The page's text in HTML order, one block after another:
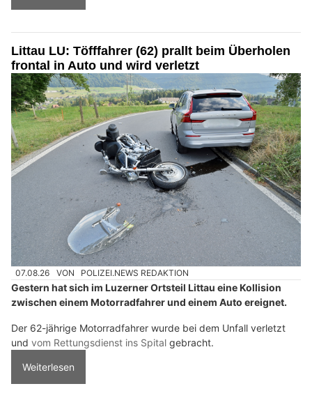
Littau LU: Töfffahrer (62) prallt beim Überholen
frontal in Auto und wird verletzt
07.08.26 VON POLIZEI.NEWS REDAKTION
Gestern hat sich im Luzerner Ortsteil Littau eine Kollision
zwischen einem Motorradfahrer und einem Auto ereignet.
Der 62-jährige Motorradfahrer wurde bei dem Unfall verletzt
und vom Rettungsdienst ins Spital gebracht.
Weiterlesen